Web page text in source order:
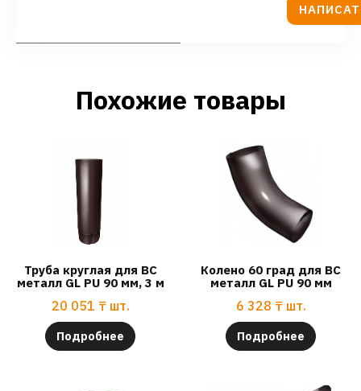
Похожие товары
Труба круглая для ВС
металл GL PU 90 мм, 3 м
20 051 ₸ шт.
Подробнее
Колено 60 град для ВС
металл GL PU 90 мм
6 328 ₸ шт.
Подробнее